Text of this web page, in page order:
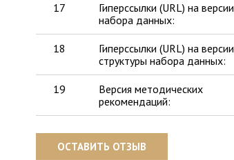
17
Гиперссылки (URL) на версии
набора данных:
18
Гиперссылки (URL) на версии
структуры набора данных:
19
Версия методических
рекомендаций:
ОСТАВИТЬ ОТЗЫВ